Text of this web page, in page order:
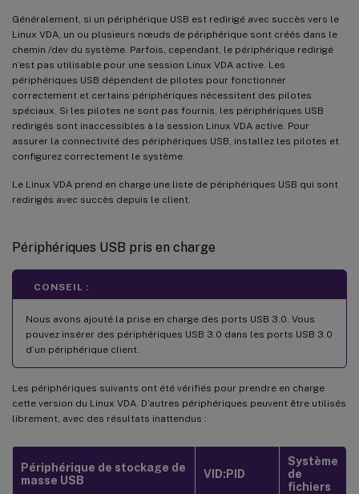
Généralement, si un périphérique USB est redirigé avec succès vers le
Linux VDA, un ou plusieurs nœuds de périphérique sont créés dans le
chemin /dev du système. Parfois, cependant, le périphérique redirigé
n’est pas utilisable pour une session Linux VDA active. Les
périphériques USB dépendent de pilotes pour fonctionner
correctement et certains périphériques nécessitent des pilotes
spéciaux. Si les pilotes ne sont pas fournis, les périphériques USB
redirigés sont inaccessibles à la session Linux VDA active. Pour
assurer la connectivité des périphériques USB, installez les pilotes et
configurez correctement le système.
Le Linux VDA prend en charge une liste de périphériques USB qui sont
redirigés avec succès depuis le client.
Périphériques USB pris en charge
CONSEIL :
Nous avons ajouté la prise en charge des ports USB 3.0. Vous
pouvez insérer des périphériques USB 3.0 dans les ports USB 3.0
d’un périphérique client.
Les périphériques suivants ont été vérifiés pour prendre en charge
cette version du Linux VDA. D’autres périphériques peuvent être utilisés
librement, avec des résultats inattendus :
Périphérique de stockage de
masse USB
VID:PID
Système
de
fichiers